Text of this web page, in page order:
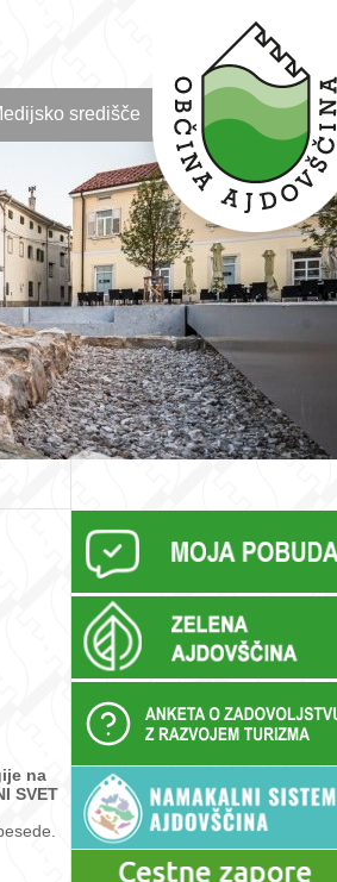
središče
na
SVET